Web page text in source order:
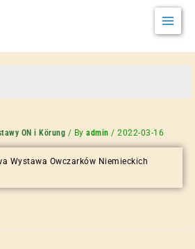
ON i Körung / Byadmin /2022-03-16
Wystawa Owczarków Niemieckich